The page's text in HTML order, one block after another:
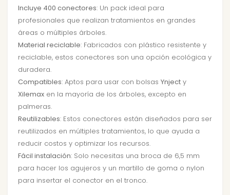
Incluye 400 conectores: Un pack ideal para
profesionales que realizan tratamientos en grandes
áreas o múltiples árboles.
Material reciclable: Fabricados con plástico resistente y
reciclable, estos conectores son una opción ecológica y
duradera.
Compatibles: Aptos para usar con bolsas Ynject y
Xilemax en la mayoría de los árboles, excepto en
palmeras.
Reutilizables: Estos conectores están diseñados para ser
reutilizados en múltiples tratamientos, lo que ayuda a
reducir costos y optimizar los recursos.
Fácil instalación: Solo necesitas una broca de 6,5 mm
para hacer los agujeros y un martillo de goma o nylon
para insertar el conector en el tronco.